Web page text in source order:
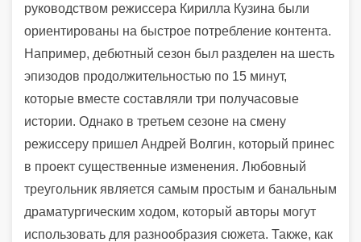
руководством режиссера Кирилла Кузина были
ориентированы на быстрое потребление контента.
Например, дебютный сезон был разделен на шесть
эпизодов продолжительностью по 15 минут,
которые вместе составляли три получасовые
истории. Однако в третьем сезоне на смену
режиссеру пришел Андрей Волгин, который принес
в проект существенные изменения. Любовный
треугольник является самым простым и банальным
драматургическим ходом, который авторы могут
использовать для разнообразия сюжета. Также, как